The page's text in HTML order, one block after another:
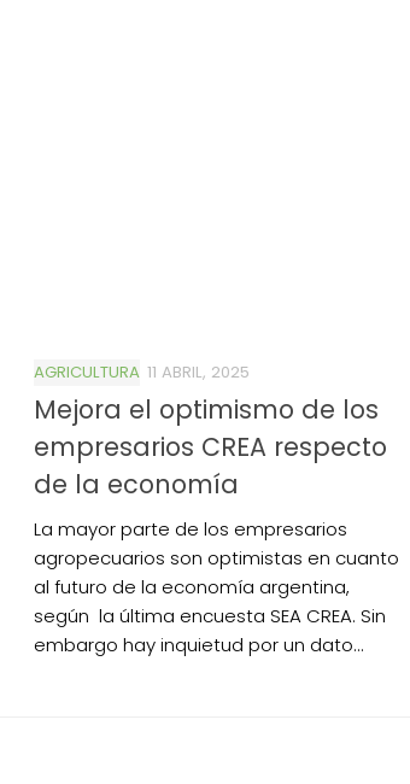
AGRICULTURA 11 ABRIL, 2025
Mejora el optimismo de los
empresarios CREA respecto
de la economía
La mayor parte de los empresarios
agropecuarios son optimistas en cuanto
al futuro de la economía argentina,
según la última encuesta SEA CREA. Sin
embargo hay inquietud por un dato...